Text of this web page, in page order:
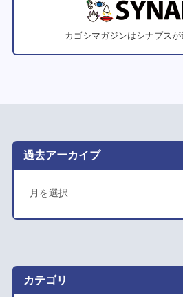
カゴシマガジンはシナプス
過去アーカイブ
ア
カ
カテゴリ